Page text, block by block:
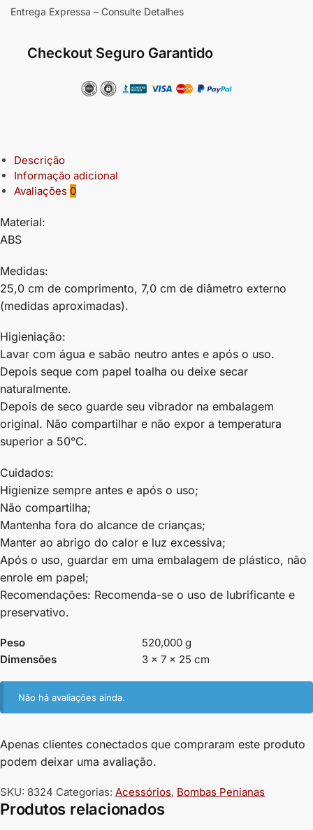
Entrega Expressa – Consulte Detalhes
Checkout Seguro Garantido
Descrição
Informação adicional
Avaliações 0
Material:
ABS
Medidas:
25,0 cm de comprimento, 7,0 cm de diâmetro externo
(medidas aproximadas).
Higieniação:
Lavar com água e sabão neutro antes e após o uso.
Depois seque com papel toalha ou deixe secar
naturalmente.
Depois de seco guarde seu vibrador na embalagem
original. Não compartilhar e não expor a temperatura
superior a 50°C.
Cuidados:
Higienize sempre antes e após o uso;
Não compartilha;
Mantenha fora do alcance de crianças;
Manter ao abrigo do calor e luz excessiva;
Após o uso, guardar em uma embalagem de plástico, não
enrole em papel;
Recomendações: Recomenda-se o uso de lubrificante e
preservativo.
Peso
520,000 g
Dimensões
3 × 7 × 25 cm
Não há avaliações ainda.
Apenas clientes conectados que compraram este produto
podem deixar uma avaliação.
SKU: 8324 Categorias: Acessórios, Bombas Penianas
Produtos relacionados